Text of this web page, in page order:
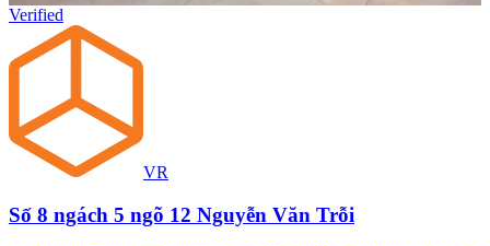
Verified
VR
Số 8 ngách 5 ngõ 12 Nguyễn Văn Trỗi